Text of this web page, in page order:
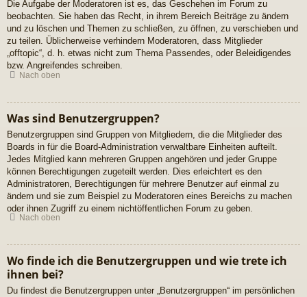
Die Aufgabe der Moderatoren ist es, das Geschehen im Forum zu
beobachten. Sie haben das Recht, in ihrem Bereich Beiträge zu ändern
und zu löschen und Themen zu schließen, zu öffnen, zu verschieben und
zu teilen. Üblicherweise verhindern Moderatoren, dass Mitglieder
„offtopic“, d. h. etwas nicht zum Thema Passendes, oder Beleidigendes
bzw. Angreifendes schreiben.
Nach oben
Was sind Benutzergruppen?
Benutzergruppen sind Gruppen von Mitgliedern, die die Mitglieder des
Boards in für die Board-Administration verwaltbare Einheiten aufteilt.
Jedes Mitglied kann mehreren Gruppen angehören und jeder Gruppe
können Berechtigungen zugeteilt werden. Dies erleichtert es den
Administratoren, Berechtigungen für mehrere Benutzer auf einmal zu
ändern und sie zum Beispiel zu Moderatoren eines Bereichs zu machen
oder ihnen Zugriff zu einem nichtöffentlichen Forum zu geben.
Nach oben
Wo finde ich die Benutzergruppen und wie trete ich
ihnen bei?
Du findest die Benutzergruppen unter „Benutzergruppen“ im persönlichen